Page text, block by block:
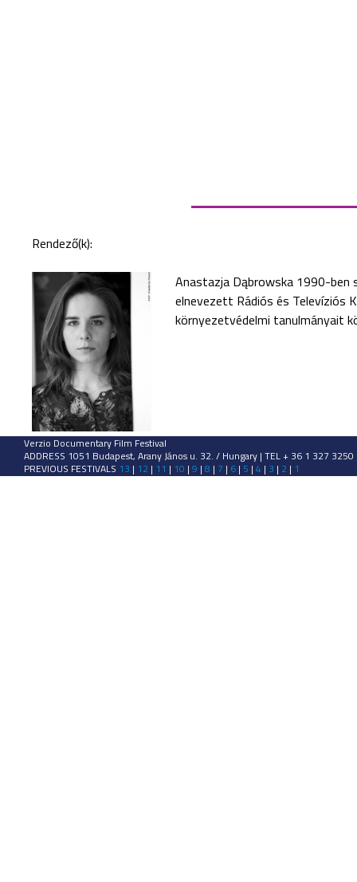
Rendező(k):
Anastazja Dąbrowska 1990-
elnevezett Rádiós és Televíziós
környezetvédelmi tanulmányait
Verzio Documentary Film Festival
ADDRESS 1051 Budapest, Arany János u. 32. / Hungary | TEL + 36 1 327
PREVIOUS FESTIVALS 13 | 12 | 11 | 10 | 9 | 8 | 7 | 6 | 5 | 4 | 3 | 2 | 1